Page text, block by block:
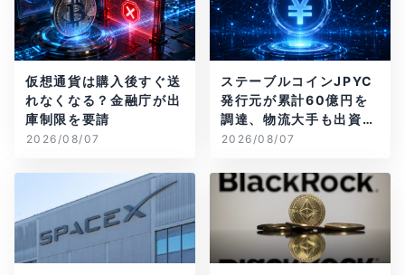
仮想通貨は購入後すぐ送
れなくなる？金融庁が出
庫制限を要請
2026/08/07
ステーブルコインJPYC
発行元が累計60億円を
調達、物流大手も出資参
画
2026/08/07